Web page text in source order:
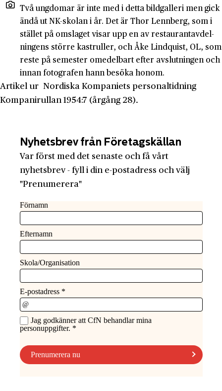
Två ungdomar är inte med i detta bildgalleri men gick
ändå ut NK-skolan i år. Det är Thor Lennberg, som i
stället på omslaget visar upp en av restaurantavdel­
ningens större kastruller, och Åke Lindquist, OL, som
reste på semester ome­delbart efter avslutningen och
innan fotografen hann besöka honom.
Artikel ur Nordiska Kompaniets personaltidning
Kompanirullan 1954:7 (årgång 28).
Nyhetsbrev från Företagskällan
Var först med det senaste och få vårt
nyhetsbrev - fyll i din e-postadress och välj
"Prenumerera"